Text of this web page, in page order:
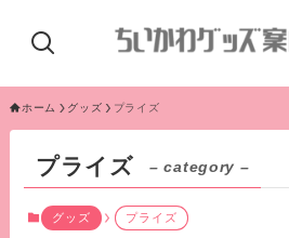
ホーム グッズ プライズ
プライズ – category –
グッズ プライズ